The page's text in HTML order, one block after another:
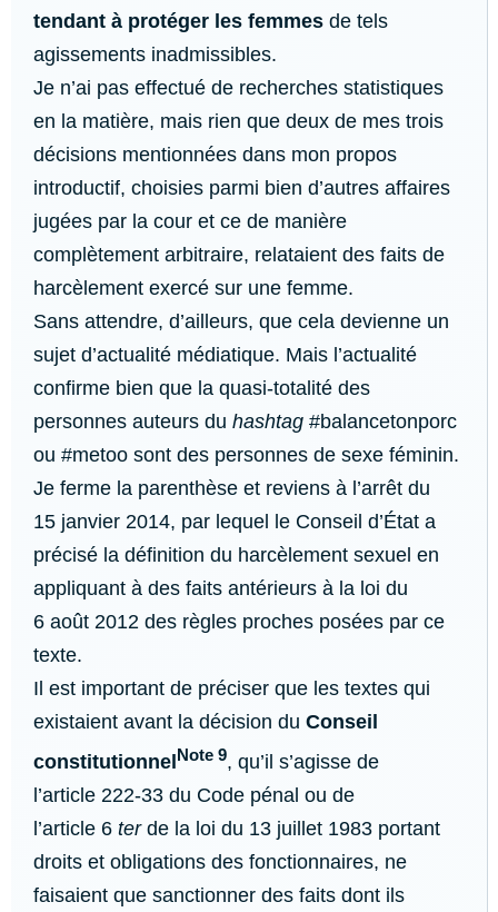
tendant à protéger les femmes de tels
agissements inadmissibles.
Je n’ai pas effectué de recherches statistiques
en la matière, mais rien que deux de mes trois
décisions mentionnées dans mon propos
introductif, choisies parmi bien d’autres affaires
jugées par la cour et ce de manière
complètement arbitraire, relataient des faits de
harcèlement exercé sur une femme.
Sans attendre, d’ailleurs, que cela devienne un
sujet d’actualité médiatique. Mais l’actualité
confirme bien que la quasi-totalité des
personnes auteurs du hashtag #balancetonporc
ou #metoo sont des personnes de sexe féminin.
Je ferme la parenthèse et reviens à l’arrêt du
15 janvier 2014, par lequel le Conseil d’État a
précisé la définition du harcèlement sexuel en
appliquant à des faits antérieurs à la loi du
6 août 2012 des règles proches posées par ce
texte.
Il est important de préciser que les textes qui
existaient avant la décision du Conseil
constitutionnel Note 9, qu’il s’agisse de
l’article 222-33 du Code pénal ou de
l’article 6 terde la loi du 13 juillet 1983 portant
droits et obligations des fonctionnaires, ne
faisaient que sanctionner des faits dont ils